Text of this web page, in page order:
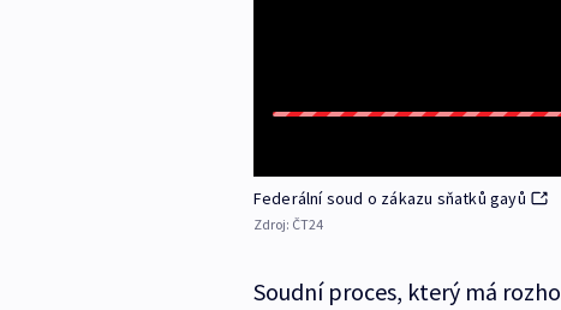
Federální soud o zákazu sňatků gayů
Zdroj: ČT24
Soudní proces, který má